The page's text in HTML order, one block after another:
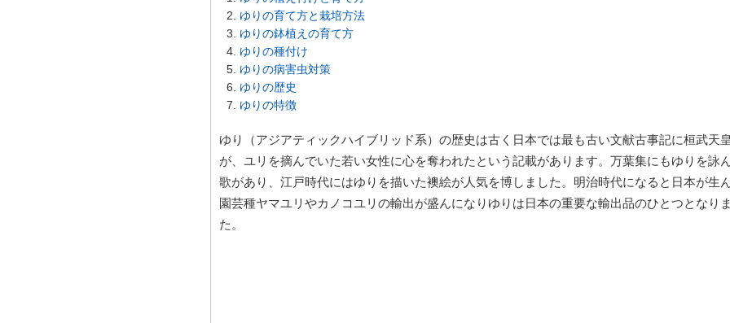
ゆりの育て方と栽培方法
ゆりの鉢植えの育て方
ゆりの種付け
ゆりの病害虫対策
ゆりの歴史
ゆりの特徴
ゆり（アジアティックハイブリッド系）の歴史は古く日本では最も古い文献古事記に桓武天
が、ユリを摘んでいた若い女性に心を奪われたという記載があります。万葉集にもゆりを詠
歌があり、江戸時代にはゆりを描いた襖絵が人気を博しました。明治時代になると日本が生
園芸種ヤマユリやカノコユリの輸出が盛んになりゆりは日本の重要な輸出品のひとつとなり
た。